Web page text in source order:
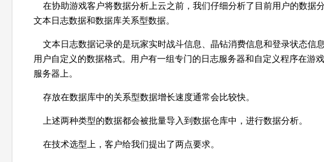
在协助游戏客户将数据分析上云之前，我们仔细分析了目前用户的数据
文本日志数据和数据库关系型数据。
文本日志数据记录的是玩家实时战斗信息、晶钻消费信息和登录状态信
用户自定义的数据格式。用户有一组专门的日志服务器和自定义程序在游
服务器上。
存放在数据库中的关系型数据增长速度通常会比较快。
上述两种类型的数据都会被批量导入到数据仓库中，进行数据分析。
在技术选型上，客户给我们提出了两点要求。